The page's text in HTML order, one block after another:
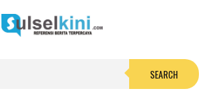
SEARCH